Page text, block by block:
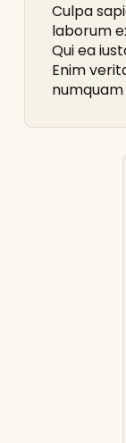
Culpa
laborum
Qui ea
Enim